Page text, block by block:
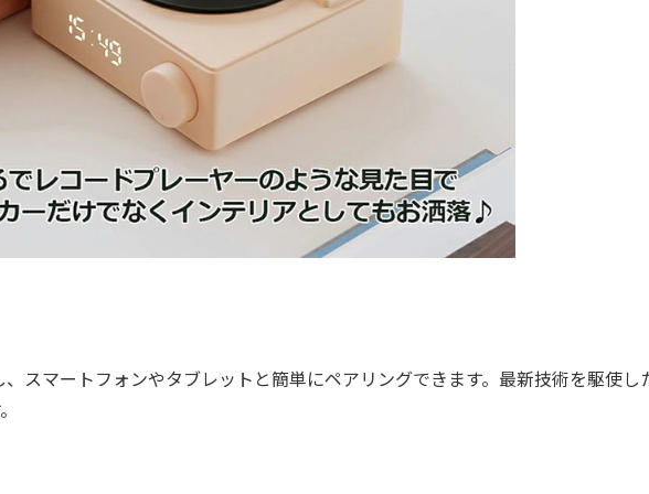
スマートフォンやタブレットと簡単にペアリングできます。最新技術を駆使し